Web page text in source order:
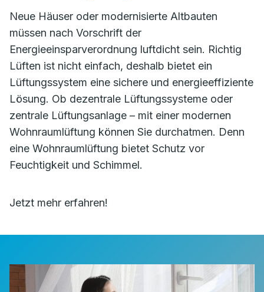
Neue Häuser oder modernisierte Altbauten
müssen nach Vorschrift der
Energieeinsparverordnung luftdicht sein. Richtig
Lüften ist nicht einfach, deshalb bietet ein
Lüftungssystem eine sichere und energieeffiziente
Lösung. Ob dezentrale Lüftungssysteme oder
zentrale Lüftungsanlage – mit einer modernen
Wohnraumlüftung können Sie durchatmen. Denn
eine Wohnraumlüftung bietet Schutz vor
Feuchtigkeit und Schimmel.
Jetzt mehr erfahren!